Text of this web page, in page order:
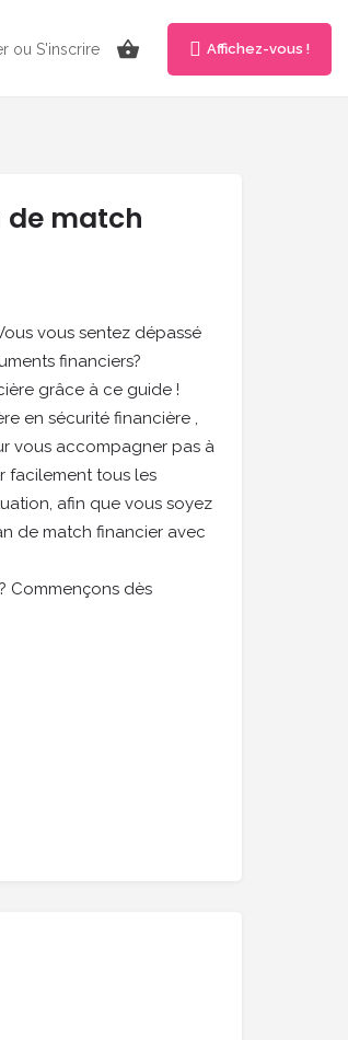
ou S'inscrire Affichez-vous !
de match
vous sentez dépassé
financiers?
grâce à ce guide !
en sécurité financière ,
vous accompagner pas à
facilement tous les
afin que vous soyez
de match financier avec
Commençons dès